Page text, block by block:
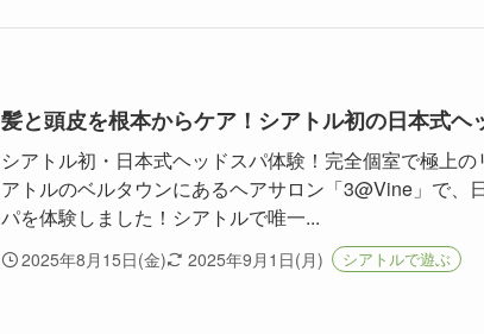
髪と頭皮を根本からケア！シアトル初の日本式ヘ
シアトル初・日本式ヘッドスパ体験！完全個室で極上の
アトルのベルタウンにあるヘアサロン「3@Vine」で、
パを体験しました！シアトルで唯一...
2025年8月15日(金) 2025年9月1日(月) シアトルで遊ぶ